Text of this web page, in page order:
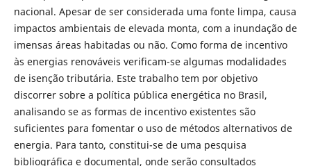
nacional. Apesar de ser considerada uma fonte limpa, causa
impactos ambientais de elevada monta, com a inundação de
imensas áreas habitadas ou não. Como forma de incentivo
às energias renováveis verificam-se algumas modalidades
de isenção tributária. Este trabalho tem por objetivo
discorrer sobre a política pública energética no Brasil,
analisando se as formas de incentivo existentes são
suficientes para fomentar o uso de métodos alternativos de
energia. Para tanto, constitui-se de uma pesquisa
bibliográfica e documental, onde serão consultados